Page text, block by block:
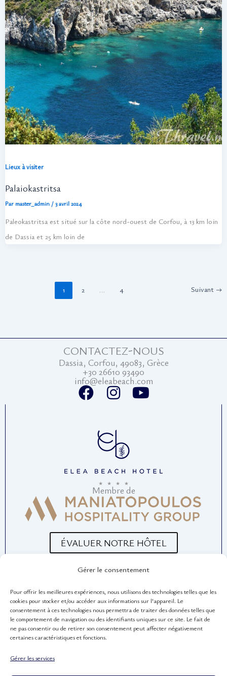
Gérer le consentement
Pour offrir les meilleures expériences, nous utilisons des technologies telles que les
cookies pour stocker et/ou accéder aux informations sur l'appareil. Le
consentement à ces technologies nous permettra de traiter des données telles que
le comportement de navigation ou des identifiants uniques sur ce site. Le fait de
ne pas consentir ou de retirer son consentement peut affecter négativement
certaines caractéristiques et fonctions.
Gérer les services
Lieux à visiter
Palaiokastritsa
Par master_admin / 3 avril 2024
Paleokastritsa est situé sur la côte nord-ouest de Corfou, à 13 km loin
de Dassia et 25 km loin de
1 2 4 Suivant →
CONTACTEZ-NOUS
Dassia, Corfou, 49083, Grèce
+30 26610 93490
info@eleabeach.com
F
a
o
o
k
I
t
a
g
r
a
m
Y
b
Membre de
ÉVALUER NOTRE HÔTEL
LIENS UTILES
L'Entreprise
Hôtel Livadi Nafsika